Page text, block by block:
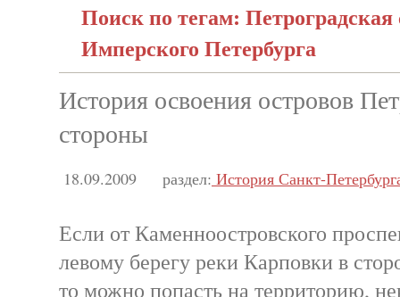
Поиск по тегам:
Имперского Петербурга
История освоения островов
стороны
18.09.2009 раздел: История Санкт-
Если от Каменноостровского
левому берегу реки Карповки в
то можно попасть на территорию,